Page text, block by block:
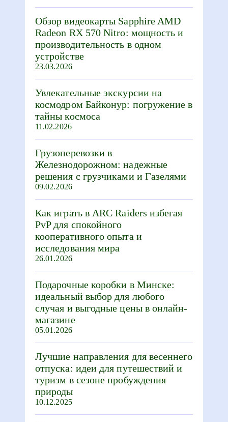
Обзор видеокарты Sapphire AMD
Radeon RX 570 Nitro: мощность и
производительность в одном
устройстве
23.03.2026
Увлекательные экскурсии на
космодром Байконур: погружение в
тайны космоса
11.02.2026
Грузоперевозки в
Железнодорожном: надежные
решения с грузчиками и Газелями
09.02.2026
Как играть в ARC Raiders избегая
PvP для спокойного
кооперативного опыта и
исследования мира
26.01.2026
Подарочные коробки в Минске:
идеальный выбор для любого
случая и выгодные цены в онлайн-
магазине
05.01.2026
Лучшие направления для весеннего
отпуска: идеи для путешествий и
туризм в сезоне пробуждения
природы
10.12.2025